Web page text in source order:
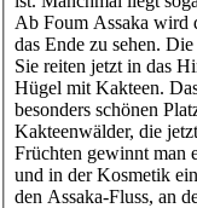
Ab Foum Assaka wird
das Ende zu sehen.
Sie reiten jetzt in das
Hügel mit Kakteen.
besonders schönen
Kakteenwälder, die
Früchten gewinnt man
und in der Kosmetik
den Assaka-Fluss, an